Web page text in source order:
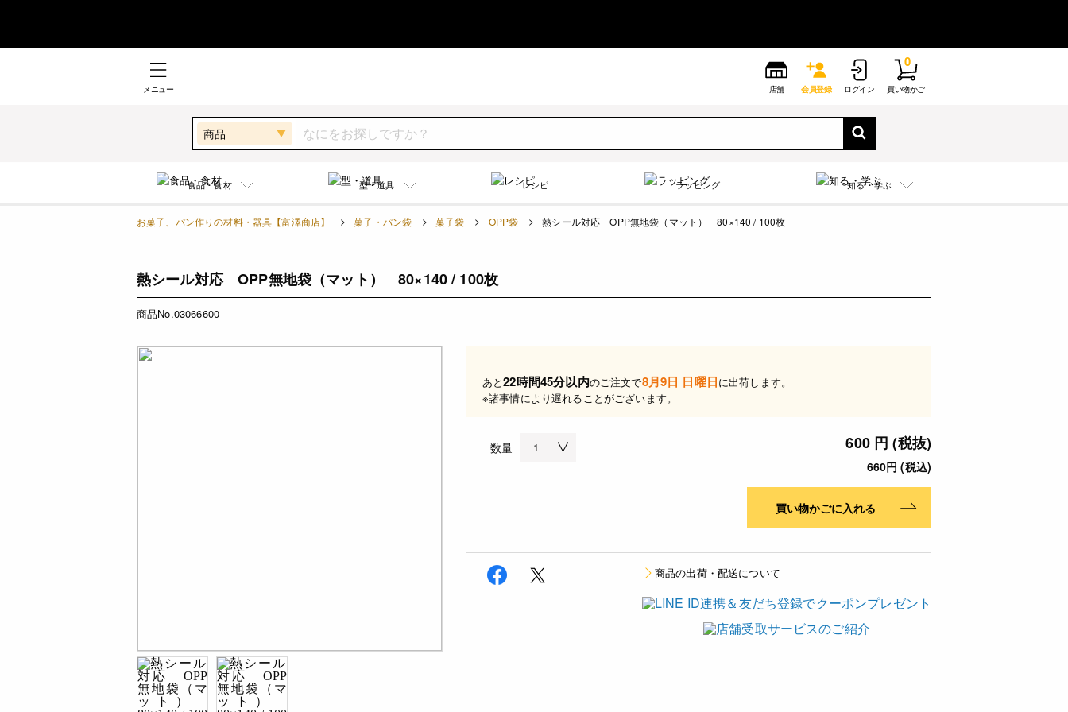
メニュー 店舗 会員登録 ログイン 買い物かご
0
商品
食品・食材 型・道具 レシピ ラッピング 知る・学ぶ
お菓子、パン作りの材料・器具【富澤商店】 菓子・パン袋 菓子袋 OPP袋 熱シール対応 OPP無地袋（マット） 80×140 / 100枚
熱シール対応 OPP無地袋（マット） 80×140 / 100枚
商品No.03066600
あと22時間45分以内のご注文で8月9日 日曜日に出荷します。
※諸事情により遅れることがございます。
数量 600 円 (税抜)
660円 (税込)
買い物かごに入れる
商品の出荷・配送について